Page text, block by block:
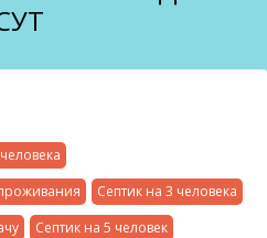
Септик на 3 человека
Септик на 5 человек